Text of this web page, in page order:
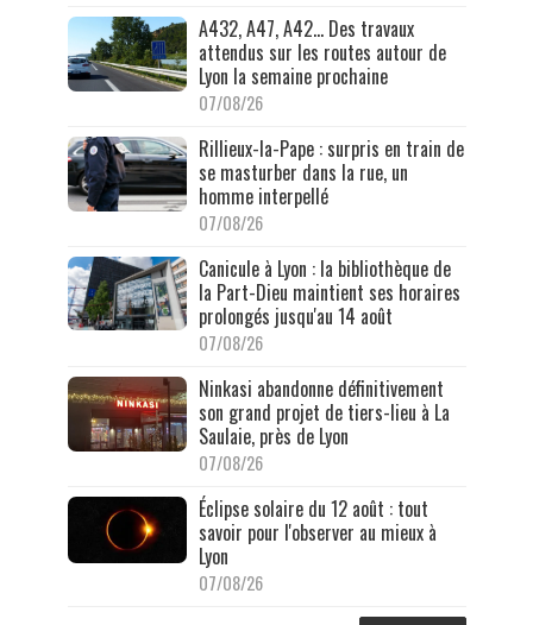
A432, A47, A42… Des travaux
attendus sur les routes autour de
Lyon la semaine prochaine
07/08/26
Rillieux-la-Pape : surpris en train de
se masturber dans la rue, un
homme interpellé
07/08/26
Canicule à Lyon : la bibliothèque de
la Part-Dieu maintient ses horaires
prolongés jusqu'au 14 août
07/08/26
Ninkasi abandonne définitivement
son grand projet de tiers-lieu à La
Saulaie, près de Lyon
07/08/26
Éclipse solaire du 12 août : tout
savoir pour l'observer au mieux à
Lyon
07/08/26